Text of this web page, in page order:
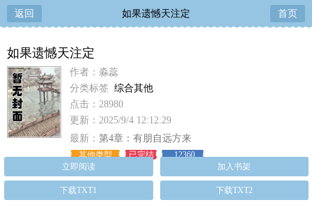
返回 如果遗憾天注定 首页
如果遗憾天注定
作者：淼蕊
分类标签 综合其他
点击：28980
更新：2025/9/4 12:12:29
最新： 第4章：有朋自远方来
其他类型 已完结
12360
立即阅读
加入书架
下载TXT1 下载TXT2